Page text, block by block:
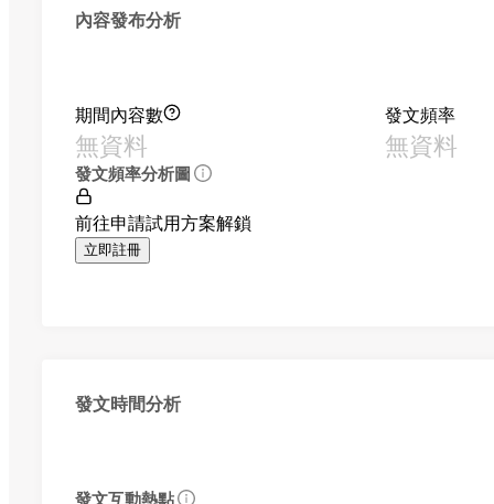
內容發布分析
期間內容數
無資料
發文頻率
無資料
發文頻率分析圖
前往申請試用方案解鎖
立即註冊
發文時間分析
發文互動熱點